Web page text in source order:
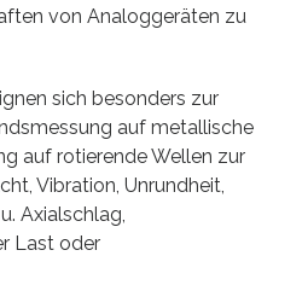
von Analoggeräten zu
sich besonders zur
auf metallische
auf rotierende Wellen zur
Vibration, Unrundheit,
Axialschlag,
Last oder